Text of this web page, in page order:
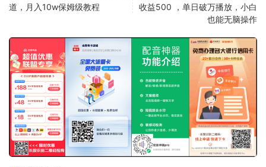
道，月入10w保姆级教程
收益500 ，单日破万播放，小白
也能无脑操作